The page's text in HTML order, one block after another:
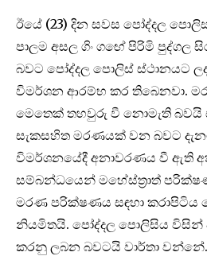
ඊයේ (23) දින සවස පෝද්දල
පාලම අසල ගිං ගඟේ පිරිමි පුද්ගල
බවට පෝද්දල පොලිස් ස්ථානයට
විමර්ශන ආරම්භ කර තිබෙනවා.
මෙතෙක් තහවුරු වී නොමැති බවයි
සැකසහිත මරණයක් වන බවට
විමර්ශනයේදී අනාවරණය වී ඇති
සම්බන්ධයෙන් මහේස්ත්‍රාත්
මරණ පරික්ෂණය සඳහා කරාපිටිය
නියමිතයි. පෝද්දල පොලිසිය විසින්
කරනු ලබන බවටයි වාර්තා වන්නේ.